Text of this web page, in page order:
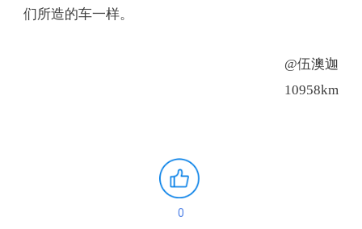
们所造的车一样。
@伍澳迦
10958km
0